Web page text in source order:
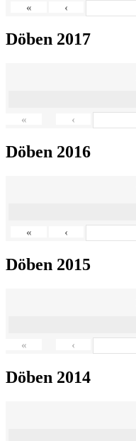
« ‹
Döben 2017
« ‹
Döben 2016
« ‹
Döben 2015
« ‹
Döben 2014